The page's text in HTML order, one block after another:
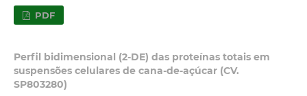
PDF
Perfil bidimensional (2-DE) das proteínas totais em
suspensões celulares de cana-de-açúcar (CV.
SP803280)